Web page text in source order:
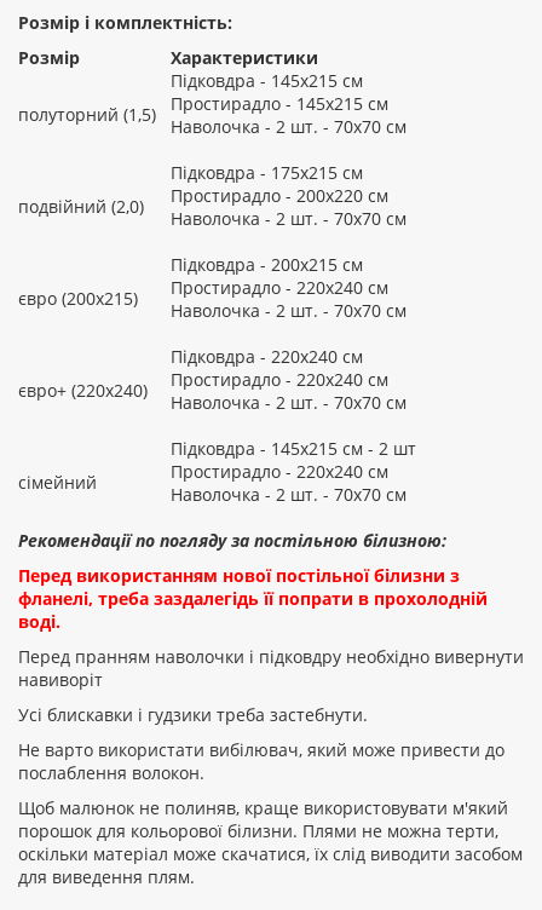
Розмір і комплектність:
Розмір
Характеристики
полуторний (1,5)
Підковдра - 145х215 см
Простирадло - 145х215 см
Наволочка - 2 шт. - 70х70 см
подвійний (2,0)
Підковдра - 175х215 см
Простирадло - 200х220 см
Наволочка - 2 шт. - 70х70 см
євро (200х215)
Підковдра - 200х215 см
Простирадло - 220х240 см
Наволочка - 2 шт. - 70х70 см
євро+ (220х240)
Підковдра - 220х240 см
Простирадло - 220х240 см
Наволочка - 2 шт. - 70х70 см
сімейний
Підковдра - 145х215 см - 2 шт
Простирадло - 220х240 см
Наволочка - 2 шт. - 70х70 см
Рекомендації по погляду за постільною білизною:
Перед використанням нової постільної білизни з
фланелі, треба заздалегідь її попрати в прохолодній
воді.
Перед пранням наволочки і підковдру необхідно вивернути
навиворіт
Усі блискавки і гудзики треба застебнути.
Не варто використати вибілювач, який може привести до
послаблення волокон.
Щоб малюнок не полиняв, краще використовувати м'який
порошок для кольорової білизни. Плями не можна терти,
оскільки матеріал може скачатися, їх слід виводити засобом
для виведення плям.